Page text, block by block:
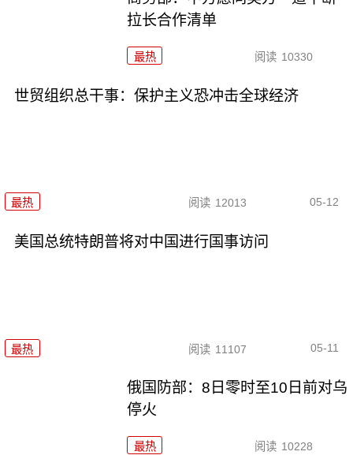
拉长合作清单
最热 阅读 10330
世贸组织总干事：保护主义恐冲击全球经济
最热 阅读 12013 05-12
美国总统特朗普将对中国进行国事访问
最热 阅读 11107 05-11
俄国防部：8日零时至10日前对乌
停火
最热 阅读 10228